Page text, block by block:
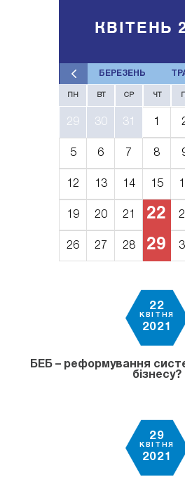
БЕРЕЗЕНЬ
КВІТЕНЬ
ПН ВТ СР ЧТ
29 30 31 1
5 6 7 8
12 13 14 15
19 20 21 22
26 27 28 29
22
КВІТНЯ
2021
БЕБ – реформування
бізнесу?
29
КВІТНЯ
2021